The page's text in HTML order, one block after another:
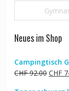
Neues im Shop
Campingtisch
CHF92.00 CHF